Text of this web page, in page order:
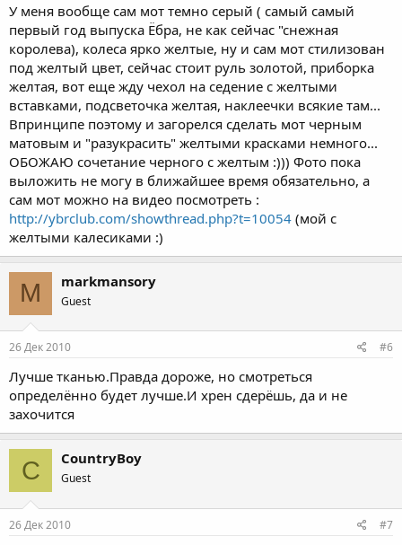
У меня вообще сам мот темно серый ( самый самый
первый год выпуска Ёбра, не как сейчас "снежная
королева), колеса ярко желтые, ну и сам мот стилизован
под желтый цвет, сейчас стоит руль золотой, приборка
желтая, вот еще жду чехол на седение с желтыми
вставками, подсветочка желтая, наклеечки всякие там...
Впринципе поэтому и загорелся сделать мот черным
матовым и "разукрасить" желтыми красками немного...
ОБОЖАЮ сочетание черного с желтым :))) Фото пока
выложить не могу в ближайшее время обязательно, а
сам мот можно на видео посмотреть :
http://ybrclub.com/showthread.php?t=10054 (мой с
желтыми калесиками :)
M markmansory
Guest
26 Дек 2010 #6
Лучше тканью.Правда дороже, но смотреться
определённо будет лучше.И хрен сдерёшь, да и не
захочится
C CountryBoy
Guest
26 Дек 2010 #7